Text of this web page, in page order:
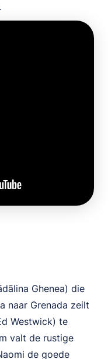
Ghenea) die
naar Grenada zeilt
Westwick) te
valt de rustige
de goede